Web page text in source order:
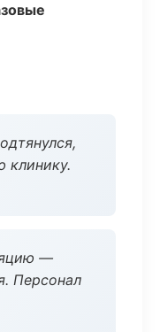
клинику.
—
Персонал